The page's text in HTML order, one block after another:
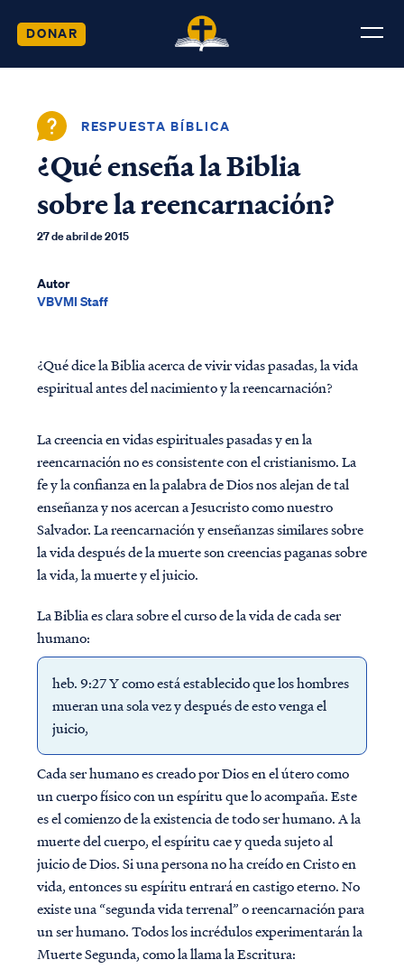
DONAR
RESPUESTA BÍBLICA
¿Qué enseña la Biblia
sobre la reencarnación?
27 de abril de 2015
Autor
VBVMI Staff
¿Qué dice la Biblia acerca de vivir vidas pasadas, la vida
espiritual antes del nacimiento y la reencarnación?
La creencia en vidas espirituales pasadas y en la
reencarnación no es consistente con el cristianismo. La
fe y la confianza en la palabra de Diosnos alejan de tal
enseñanza y nos acercan a Jesucristo como nuestro
Salvador. La reencarnación y enseñanzas similares sobre
la vida después de la muerte son creencias paganas sobre
la vida, la muerte y el juicio.
La Biblia es clara sobre el curso de la vida de cada ser
humano:
heb. 9:27 Y ​​como está establecido que los hombres
mueran una sola vez y después de esto venga el
juicio,
Cada ser humano es creado por Dios en el útero como
un cuerpo físico con un espíritu que lo acompaña. Este
es el comienzo de la existencia de todo ser humano. A la
muerte del cuerpo, el espíritu cae y queda sujeto al
juicio de Dios. Si una persona no ha creído en Cristo en
vida, entonces su espíritu entrará en castigo eterno. No
existe una “segunda vida terrenal” o reencarnación para
un ser humano. Todos los incrédulos experimentarán la
Muerte Segunda, como la llama la Escritura: